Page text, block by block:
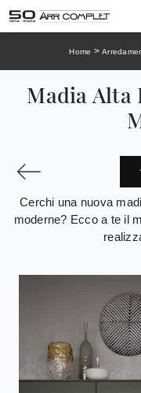
Home >
Madia Alta
Cerchi una nuova
moderne? Ecco a te il